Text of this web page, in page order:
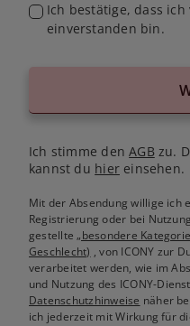
Ich bestätige, dass
einverstanden bin.
Ich stimme denAGB zu.
kannst du hiereinsehen.
Mit der Absendung willige ich
Registrierung oder bei
gestellte„besondere
Geschlecht) , von ICONY zur
verarbeitet werden, wie im
und Nutzung des ICONY-
Datenschutzhinweise näher
ich jederzeit mit Wirkung für